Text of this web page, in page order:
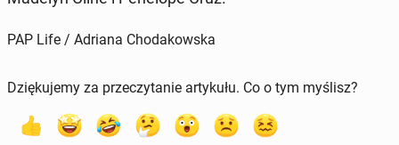
PAP Life / Adriana Chodakowska
Dziękujemy za przeczytanie artykułu. Co o tym myślisz?